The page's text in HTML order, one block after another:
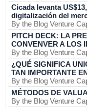
Cicada levanta
digitalización del
By the Blog Venture
PITCH DECK: LA
CONVENVER A LOS
By the Blog Venture
¿QUÉ SIGNIFICA
TAN IMPORTANTE
By the Blog Venture
MÉTODOS DE
By the Blog Venture